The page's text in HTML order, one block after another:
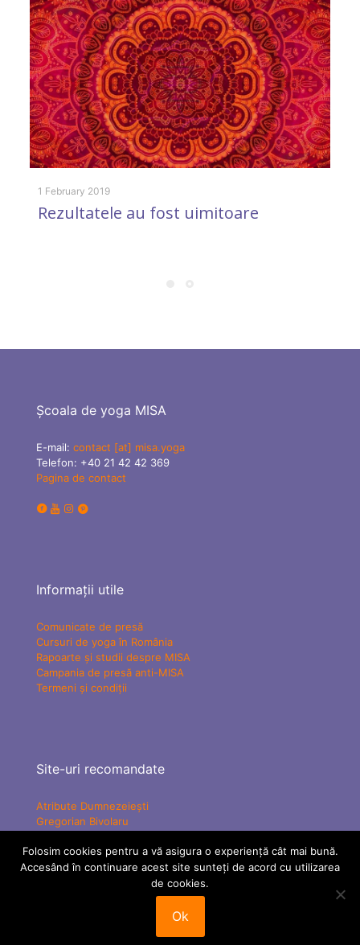
1 February 2019
Rezultatele au fost uimitoare
Școala de yoga MISA
E-mail: contact [at] misa.yoga
Telefon: +40 21 42 42 369
Pagina de contact
Informații utile
Comunicate de presă
Cursuri de yoga în România
Rapoarte și studii despre MISA
Campania de presă anti-MISA
Termeni și condiții
Site-uri recomandate
Atribute Dumnezeiești
Gregorian Bivolaru
Mișcarea Charismatică Teofanică
Vindecare Spirituală
Folosim cookies pentru a vă asigura o experiență cât mai bună.
Accesând în continuare acest site sunteți de acord cu utilizarea
de cookies.
Ok